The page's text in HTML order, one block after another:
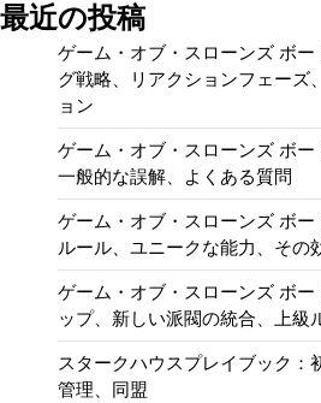
最近の投稿
ゲーム・オブ・スローンズ ボ
グ戦略、リアクションフェーズ
ョン
ゲーム・オブ・スローンズ ボー
一般的な誤解、よくある質問
ゲーム・オブ・スローンズ ボ
ルール、ユニークな能力、その
ゲーム・オブ・スローンズ ボ
ップ、新しい派閥の統合、上級
スタークハウスプレイブック：
管理、同盟